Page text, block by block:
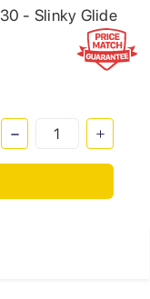
- Slinky Glide